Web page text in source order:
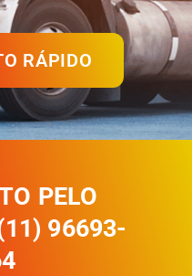
RÁPIDO
PELO
96693-